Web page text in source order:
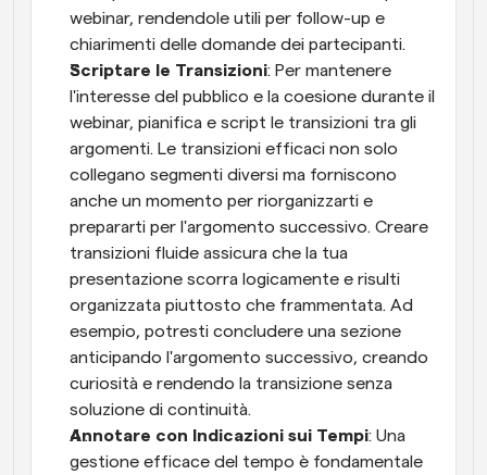
webinar, rendendole utili per follow-up e
chiarimenti delle domande dei partecipanti.
Scriptare le Transizioni: Per mantenere
l'interesse del pubblico e la coesione durante il
webinar, pianifica e script le transizioni tra gli
argomenti. Le transizioni efficaci non solo
collegano segmenti diversi ma forniscono
anche un momento per riorganizzarti e
prepararti per l'argomento successivo. Creare
transizioni fluide assicura che la tua
presentazione scorra logicamente e risulti
organizzata piuttosto che frammentata. Ad
esempio, potresti concludere una sezione
anticipando l'argomento successivo, creando
curiosità e rendendo la transizione senza
soluzione di continuità.
Annotare con Indicazioni sui Tempi: Una
gestione efficace del tempo è fondamentale